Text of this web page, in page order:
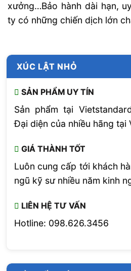
xưởng…Bảo hành dài hạn,
ty có những chiến dịch lớn
XÚC LẬT NHỎ
SẢN PHẨM UY TÍN
Sản phẩm tại
Đại diện của nhiều hãng tại
GIÁ THÀNH TỐT
Luôn cung cấp tới khách
ngũ kỹ sư nhiều năm kinh
LIÊN HỆ TƯ VẤN
Hotline: 098.626.3456